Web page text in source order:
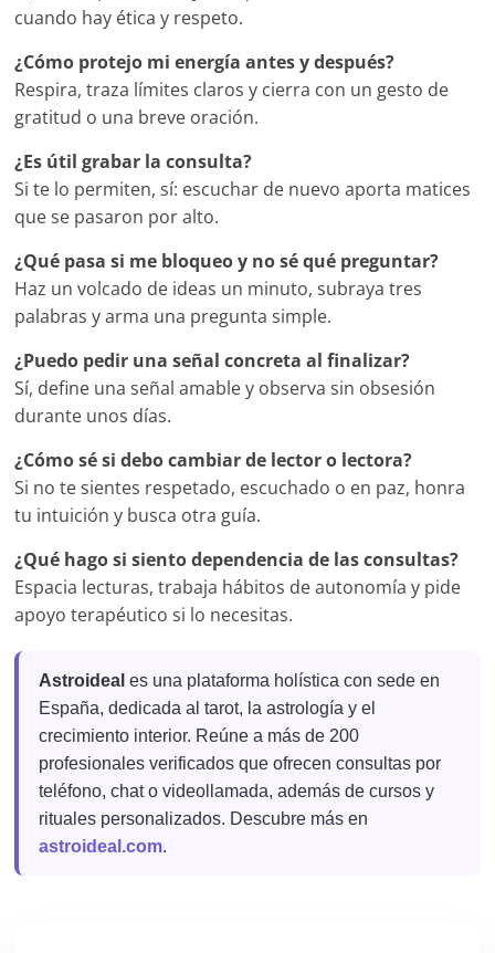
cuando hay ética y respeto.
¿Cómo protejo mi energía antes y después?
Respira, traza límites claros y cierra con un gesto de
gratitud o una breve oración.
¿Es útil grabar la consulta?
Si te lo permiten, sí: escuchar de nuevo aporta matices
que se pasaron por alto.
¿Qué pasa si me bloqueo y no sé qué preguntar?
Haz un volcado de ideas un minuto, subraya tres
palabras y arma una pregunta simple.
¿Puedo pedir una señal concreta al finalizar?
Sí, define una señal amable y observa sin obsesión
durante unos días.
¿Cómo sé si debo cambiar de lector o lectora?
Si no te sientes respetado, escuchado o en paz, honra
tu intuición y busca otra guía.
¿Qué hago si siento dependencia de las consultas?
Espacia lecturas, trabaja hábitos de autonomía y pide
apoyo terapéutico si lo necesitas.
Astroideal es una plataforma holística con sede en
España, dedicada al tarot, la astrología y el
crecimiento interior. Reúne a más de 200
profesionales verificados que ofrecen consultas por
teléfono, chat o videollamada, además de cursos y
rituales personalizados. Descubre más en
astroideal.com.